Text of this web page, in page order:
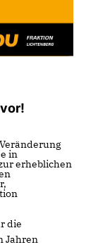
in
erheblichen
die
Jahren